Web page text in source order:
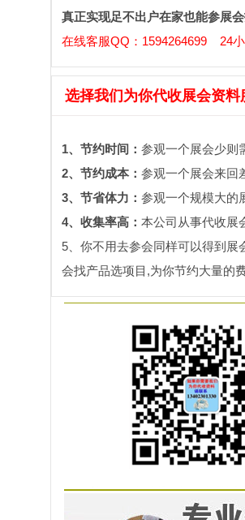
真正实现足不出户在家也能参展
在线客服QQ：1594264699 24
选择我们为你代收展会资
1、节约时间： 参观一个展会少则
2、节约成本： 参观一个展会来回
3、节省体力： 参观一个规模大的
4、收集率高： 本公司从事代收展
5、你不用去参会同样可以得到
会找产品选项目,为你节约大量的